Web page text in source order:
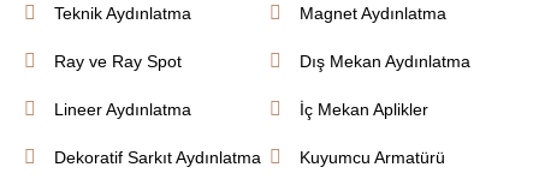
Teknik Aydınlatma
Ray ve Ray Spot
Lineer Aydınlatma
Dekoratif Sarkıt Aydınlatma
Magnet Aydınlatma
Dış Mekan Aydınlatma
İç Mekan Aplikler
Kuyumcu Armatürü